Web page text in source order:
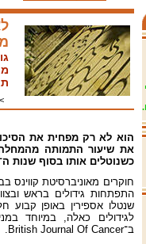
הוא לא רק מפחית את
את שיעור התמותה
כשנוטלים אותו בסוף שנות
חוקרים מאוניברסיטת
לגידולים כאלה, במיוחד
ב־British Journal Of Cancer.